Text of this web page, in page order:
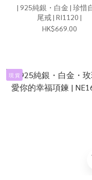
| 925純銀・白金 | 珍惜
尾戒 | RI1120 |
HK$669.00
現 貨